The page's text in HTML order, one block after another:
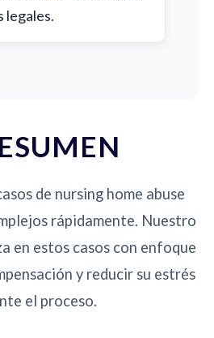
legales.
de nursing home abuse
rápidamente. Nuestro
en estos casos con enfoque
y reducir su estrés
el proceso.